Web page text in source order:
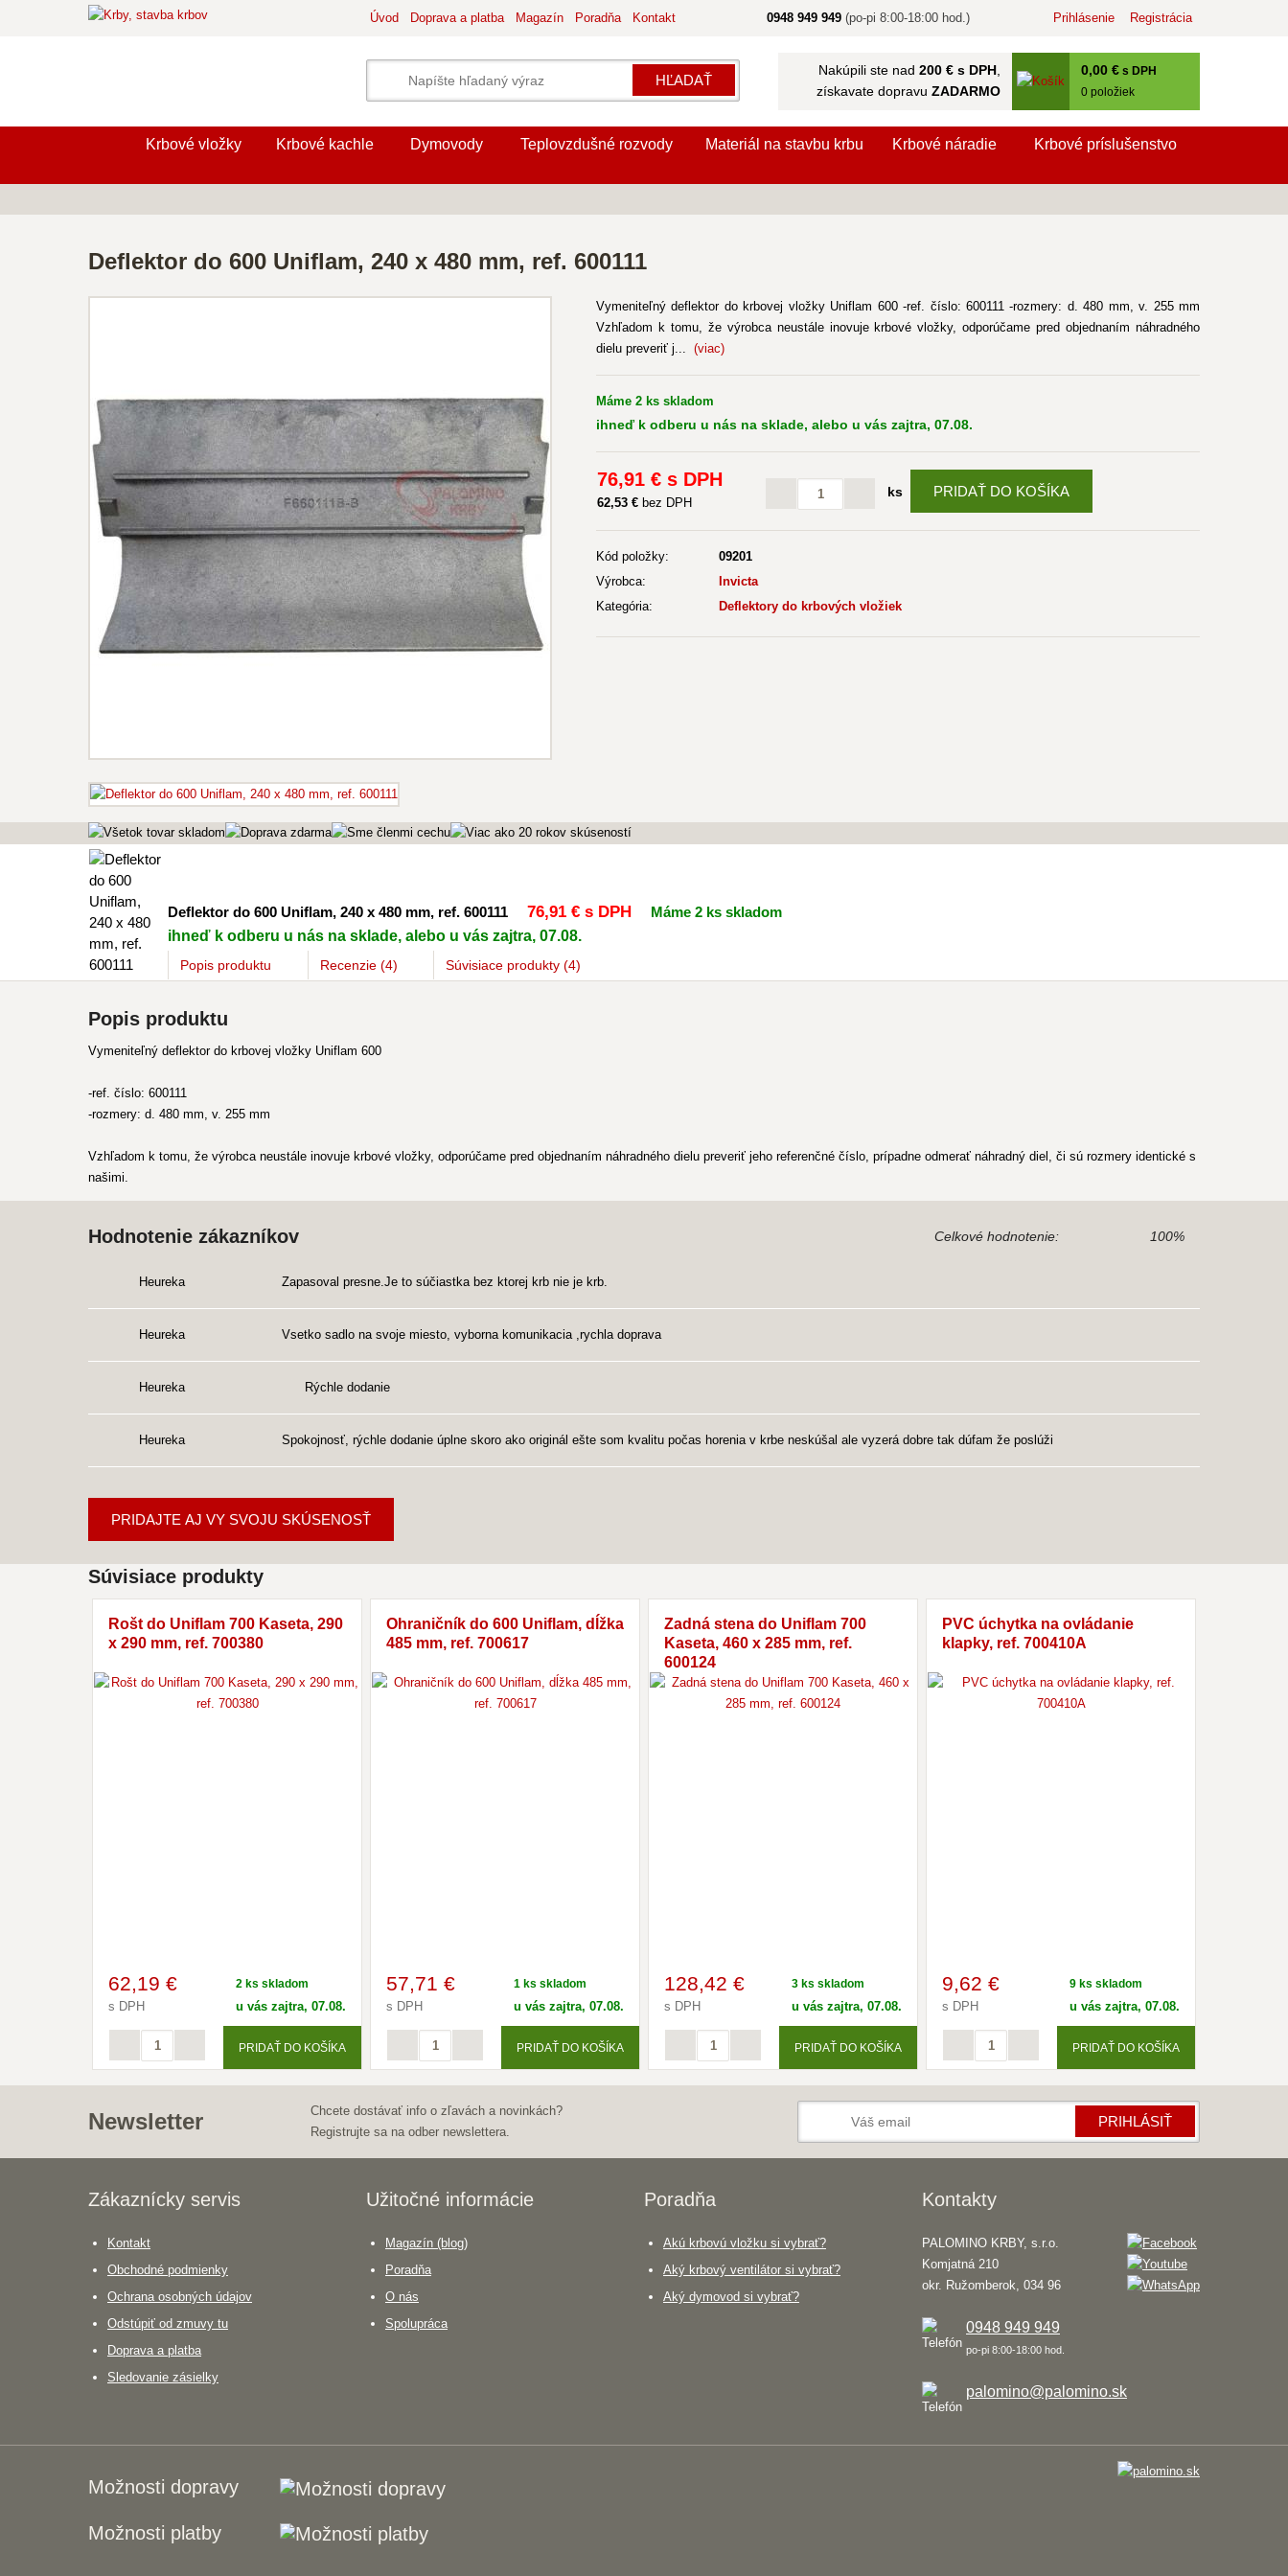
HĽADAŤ
Nakúpili ste nad 200 € s DPH ,
získavate dopravu ZADARMO
0,00 € s DPH
0 položiek
Prihlásenie Registrácia
0948 949 949 (po-pi 8:00-18:00 hod.)
Úvod Doprava a platba Magazín Poradňa Kontakt
Krbové vložky Krbové kachle Dymovody Teplovzdušné rozvody Materiál na stavbu krbu Krbové náradie Krbové príslušenstvo
Deflektor do 600 Uniflam, 240 x 480 mm, ref. 600111
Vymeniteľný deflektor do krbovej vložky Uniflam 600 -ref. číslo: 600111 -rozmery: d. 480 mm, v. 255 mm
Vzhľadom k tomu, že výrobca neustále inovuje krbové vložky, odporúčame pred objednaním náhradného
dielu preveriť j... (viac)
Máme 2 ks skladom
ihneď k odberu u nás na sklade, alebo u vás zajtra, 07.08.
76,91 € s DPH
62,53 € bez DPH
ks PRIDAŤ DO KOŠÍKA
Kód položky:
09201
Výrobca:
Invicta
Kategória:
Deflektory do krbových vložiek
Deflektor do 600 Uniflam, 240 x 480 mm, ref. 600111 76,91 € s DPH Máme 2 ks skladom
ihneď k odberu u nás na sklade, alebo u vás zajtra, 07.08.
Popis produktu Recenzie (4) Súvisiace produkty (4)
Popis produktu
Vymeniteľný deflektor do krbovej vložky Uniflam 600
-ref. číslo: 600111
-rozmery: d. 480 mm, v. 255 mm
Vzhľadom k tomu, že výrobca neustále inovuje krbové vložky, odporúčame pred objednaním náhradného dielu preveriť jeho referenčné číslo, prípadne odmerať náhradný diel, či sú rozmery identické s
našimi.
Hodnotenie zákazníkov Celkové hodnotenie: 100%
Heureka Zapasoval presne.Je to súčiastka bez ktorej krb nie je krb.
Heureka Vsetko sadlo na svoje miesto, vyborna komunikacia ,rychla doprava
Heureka Rýchle dodanie
Heureka Spokojnosť, rýchle dodanie úplne skoro ako originál ešte som kvalitu počas horenia v krbe neskúšal ale vyzerá dobre tak dúfam že poslúži
PRIDAJTE AJ VY SVOJU SKÚSENOSŤ
Súvisiace produkty
Rošt do Uniflam 700 Kaseta, 290
x 290 mm, ref. 700380
62,19 €
s DPH
2 ks skladom
u vás zajtra, 07.08.
PRIDAŤ DO KOŠÍKA
Ohraničník do 600 Uniflam, dĺžka
485 mm, ref. 700617
57,71 €
s DPH
1 ks skladom
u vás zajtra, 07.08.
PRIDAŤ DO KOŠÍKA
Zadná stena do Uniflam 700
Kaseta, 460 x 285 mm, ref.
600124
128,42 €
s DPH
3 ks skladom
u vás zajtra, 07.08.
PRIDAŤ DO KOŠÍKA
PVC úchytka na ovládanie
klapky, ref. 700410A
9,62 €
s DPH
9 ks skladom
u vás zajtra, 07.08.
PRIDAŤ DO KOŠÍKA
Newsletter
Chcete dostávať info o zľavách a novinkách?
Registrujte sa na odber newslettera.
PRIHLÁSIŤ
Zákaznícky servis
Kontakt
Obchodné podmienky
Ochrana osobných údajov
Odstúpiť od zmuvy tu
Doprava a platba
Sledovanie zásielky
Užitočné informácie
Magazín (blog)
Poradňa
O nás
Spolupráca
Poradňa
Akú krbovú vložku si vybrať?
Aký krbový ventilátor si vybrať?
Aký dymovod si vybrať?
Kontakty
PALOMINO KRBY, s.r.o.
Komjatná 210
okr. Ružomberok, 034 96
0948 949 949
po-pi 8:00-18:00 hod.
palomino@palomino.sk
Možnosti dopravy
Možnosti platby